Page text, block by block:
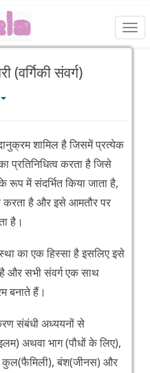
(वर्गिकी संवर्ग)
शामिल है जिसमें प्रत्येक
प्रतिनिधित्व करता है जिसे
रूप में संदर्भित किया जाता है,
करता है और इसे आमतौर पर
है।
का एक हिस्सा है इसलिए इसे
है और सभी संवर्ग एक साथ
बनाते हैं।
संबंधी अध्ययनों से
अथवा भाग (पौधों के लिए),
कुल(फैमिली), बंश(जीनस) और